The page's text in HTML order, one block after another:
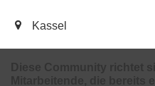
Kassel
Diese Community richtet
Mitarbeitende, die bereits